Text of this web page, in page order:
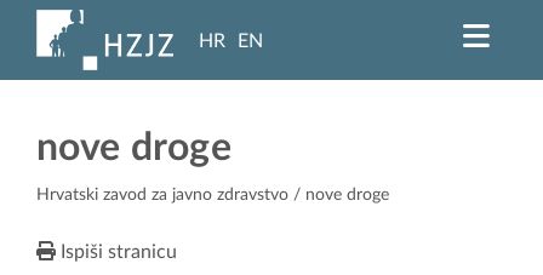
HR EN
nove droge
Hrvatski zavod za javno zdravstvo / nove droge
Ispiši stranicu